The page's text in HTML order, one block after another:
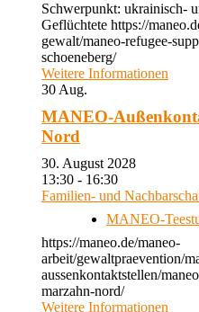
Schwerpunkt: ukrainisch-
Geflüchtete https://
gewalt/maneo-refugee-
schoeneberg/
Weitere Informationen
30 Aug.
MANEO-
Nord
30. August 2028
13:30 - 16:30
Familien- und
MANEO-
https://maneo.de/maneo-
arbeit/gewaltpraevention/
aussenkontaktstellen/
marzahn-nord/
Weitere Informationen